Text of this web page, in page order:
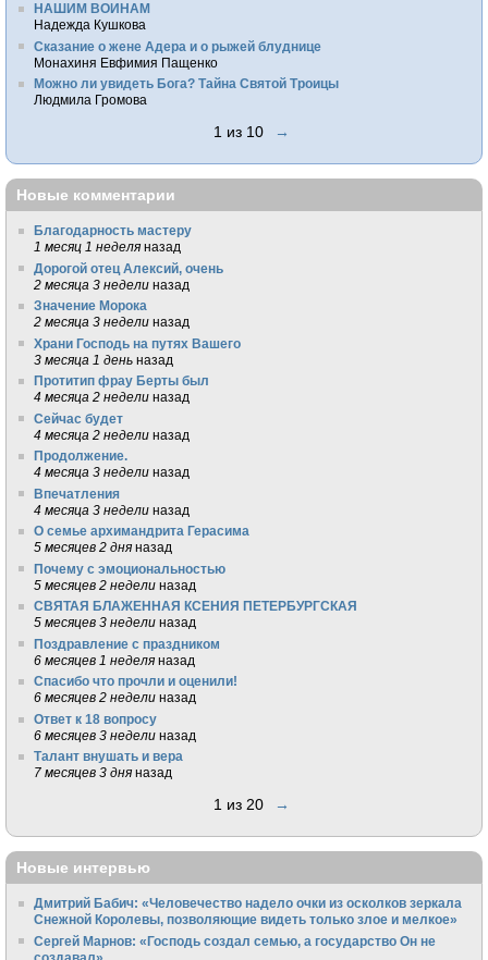
НАШИМ ВОИНАМ
Надежда Кушкова
Сказание о жене Адера и о рыжей блуднице
Монахиня Евфимия Пащенко
Можно ли увидеть Бога? Тайна Святой Троицы
Людмила Громова
1 из 10 →
Новые комментарии
Благодарность мастеру
1 месяц 1 неделя назад
Дорогой отец Алексий, очень
2 месяца 3 недели назад
Значение Морока
2 месяца 3 недели назад
Храни Господь на путях Вашего
3 месяца 1 день назад
Протитип фрау Берты был
4 месяца 2 недели назад
Сейчас будет
4 месяца 2 недели назад
Продолжение.
4 месяца 3 недели назад
Впечатления
4 месяца 3 недели назад
О семье архимандрита Герасима
5 месяцев 2 дня назад
Почему с эмоциональностью
5 месяцев 2 недели назад
СВЯТАЯ БЛАЖЕННАЯ КСЕНИЯ ПЕТЕРБУРГСКАЯ
5 месяцев 3 недели назад
Поздравление с праздником
6 месяцев 1 неделя назад
Спасибо что прочли и оценили!
6 месяцев 2 недели назад
Ответ к 18 вопросу
6 месяцев 3 недели назад
Талант внушать и вера
7 месяцев 3 дня назад
1 из 20 →
Новые интервью
Дмитрий Бабич: «Человечество надело очки из осколков зеркала
Снежной Королевы, позволяющие видеть только злое и мелкое»
Сергей Марнов: «Господь создал семью, а государство Он не
создавал»